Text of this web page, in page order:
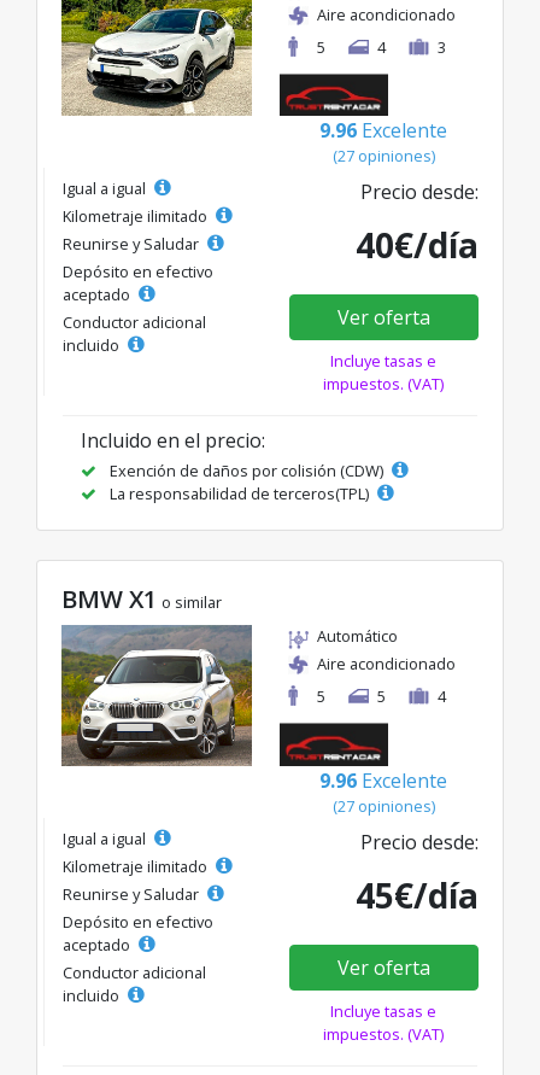
Aire acondicionado
5
4 3
9.96 Excelente
(27 opiniones)
Igual a igual
Kilometraje ilimitado
Reunirse y Saludar
Depósito en efectivo
aceptado
Conductor adicional
incluido
Precio desde:
40€/día
Ver oferta
Incluye tasas e
impuestos. (VAT)
Incluido en el precio:
Exención de daños por colisión (CDW)
La responsabilidad de terceros(TPL)
BMW X1 o similar
Automático
Aire acondicionado
5
5 4
9.96 Excelente
(27 opiniones)
Igual a igual
Kilometraje ilimitado
Reunirse y Saludar
Depósito en efectivo
aceptado
Conductor adicional
incluido
Precio desde:
45€/día
Ver oferta
Incluye tasas e
impuestos. (VAT)